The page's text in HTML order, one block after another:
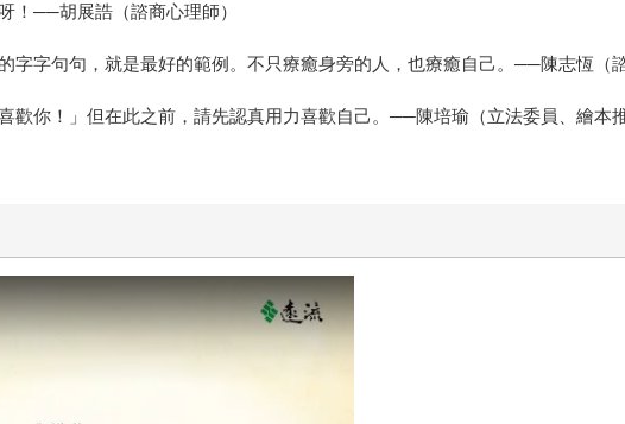
！──胡展誥（諮商心理師）
字句句，就是最好的範例。不只療癒身旁的人，也療癒自己。──陳志恆（
你！」但在此之前，請先認真用力喜歡自己。──陳培瑜（立法委員、繪本推